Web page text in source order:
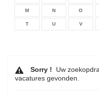
M N O
T U V
Sorry ! Uw
vacatures gevonden.